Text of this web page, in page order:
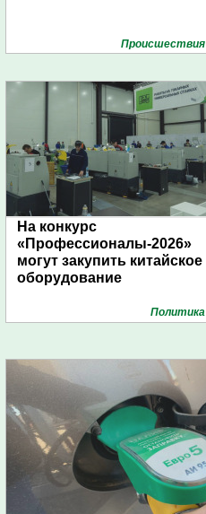
Проиcшествия
На конкурс
«Профессионалы-2026»
могут закупить китайское
оборудование
Политика